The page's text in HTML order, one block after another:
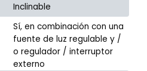
Inclinable
Sí, en combinación con una
fuente de luz regulable y /
o regulador / interruptor
externo